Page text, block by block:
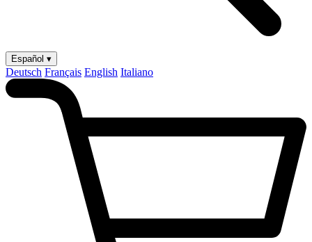
Español ▾
Deutsch Français English Italiano